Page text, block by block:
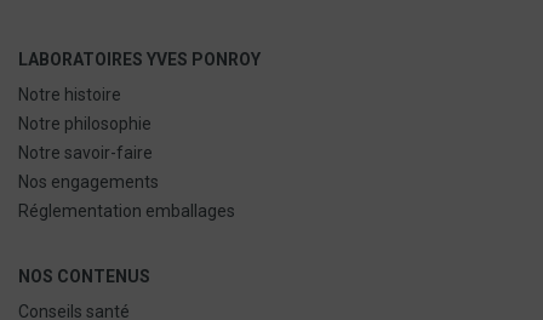
LABORATOIRES YVES PONROY
Notre histoire
Notre philosophie
Notre savoir-faire
Nos engagements
Réglementation emballages
NOS CONTENUS
Conseils santé